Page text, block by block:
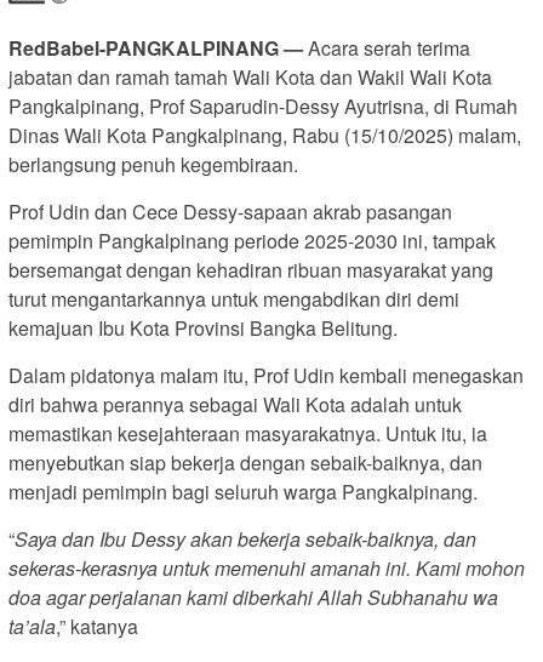
RedBabel-PANGKALPINANG —Acara serah terima
jabatan dan ramah tamah Wali Kota dan Wakil Wali Kota
Pangkalpinang, Prof Saparudin-Dessy Ayutrisna, di Rumah
Dinas Wali Kota Pangkalpinang, Rabu (15/10/2025) malam,
berlangsung penuh kegembiraan.
Prof Udin dan Cece Dessy-sapaan akrab pasangan
pemimpin Pangkalpinang periode 2025-2030 ini, tampak
bersemangat dengan kehadiran ribuan masyarakat yang
turut mengantarkannya untuk mengabdikan diri demi
kemajuan Ibu Kota Provinsi Bangka Belitung.
Dalam pidatonya malam itu, Prof Udin kembali menegaskan
diri bahwa perannya sebagai Wali Kota adalah untuk
memastikan kesejahteraan masyarakatnya. Untuk itu, ia
menyebutkan siap bekerja dengan sebaik-baiknya, dan
menjadi pemimpin bagi seluruh warga Pangkalpinang.
“Saya dan Ibu Dessy akan bekerja sebaik-baiknya, dan
sekeras-kerasnya untuk memenuhi amanah ini. Kami mohon
doa agar perjalanan kami diberkahi Allah Subhanahu wa
ta’ala,” katanya